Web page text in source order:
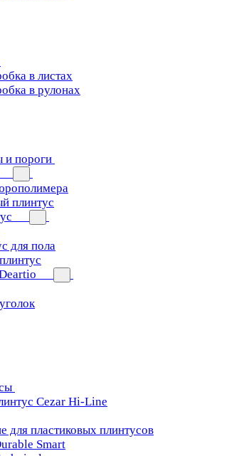
в листах
в рулонах
и пороги
плинтус
для пола
Cezar Hi-Line
для пластиковых плинтусов
Smart